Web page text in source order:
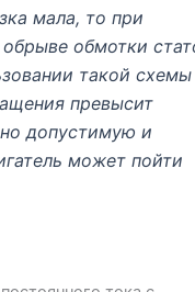
мала, то при
обмотки
такой схемы
превысит
допустимую и
может пойти